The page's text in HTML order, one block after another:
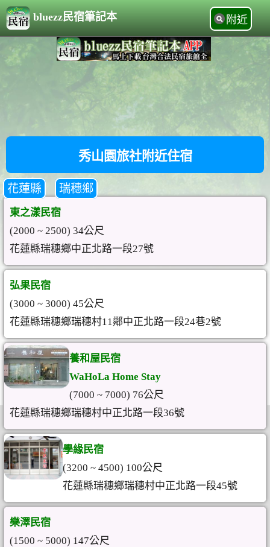
bluezz民宿筆記本 附近
秀山園旅社附近住宿
花蓮縣 瑞穗鄉
東之漾民宿
(2000 ~ 2500) 34公尺
花蓮縣瑞穗鄉中正北路一段27號
弘果民宿
(3000 ~ 3000) 45公尺
花蓮縣瑞穗鄉瑞穗村11鄰中正北路一段24巷2號
養和屋民宿
WaHoLa Home Stay
(7000 ~ 7000) 76公尺
花蓮縣瑞穗鄉瑞穗村中正北路一段36號
學緣民宿
(3200 ~ 4500) 100公尺
花蓮縣瑞穗鄉瑞穗村中正北路一段45號
樂澤民宿
(1500 ~ 5000) 147公尺